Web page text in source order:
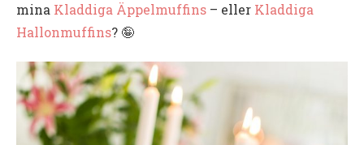
mina Kladdiga Äppelmuffins – eller Kladdiga
Hallonmuffins? 🤪